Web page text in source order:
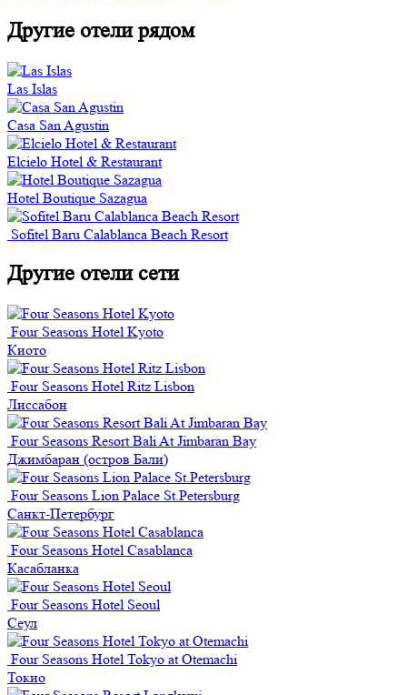
Другие отели рядом
Las Islas
Casa San Agustin
Elcielo Hotel & Restaurant
Hotel Boutique Sazagua
Sofitel Baru Calablanca Beach Resort
Другие отели сети
Four Seasons Hotel Kyoto
Киото
Four Seasons Hotel Ritz Lisbon
Лиссабон
Four Seasons Resort Bali At Jimbaran Bay
Джимбаран (остров Бали)
Four Seasons Lion Palace St.Petersburg
Санкт-Петербург
Four Seasons Hotel Casablanca
Касабланка
Four Seasons Hotel Seoul
Сеул
Four Seasons Hotel Tokyo at Otemachi
Токио